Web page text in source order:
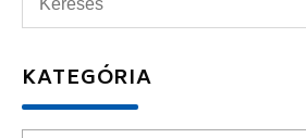
KATEGÓRIA